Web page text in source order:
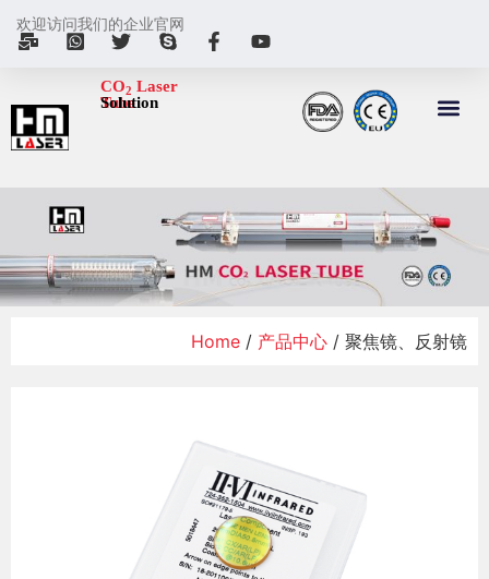
欢迎访问我们的企业官网
CO2 Laser
Tube
Solution
Home / 产品中心 / 聚焦镜、反射镜